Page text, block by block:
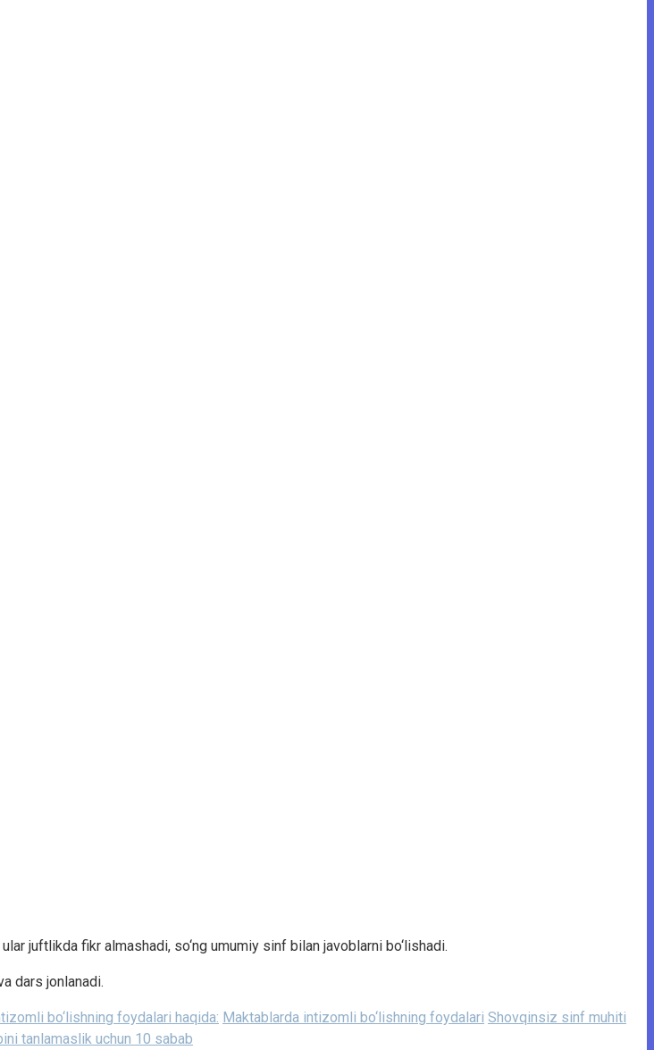
juftlikda fikr almashadi, so‘ng umumiy sinf bilan javoblarni bo‘lishadi.
dars jonlanadi.
bo‘lishning foydalari haqida: Maktablarda intizomli bo‘lishning foydalari Shovqinsiz sinf muhiti
tanlamaslik uchun 10 sabab